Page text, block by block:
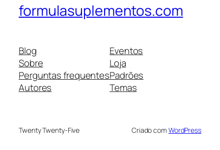
formulasuplementos.com
Blog
Sobre
Perguntas frequentes
Autores
Eventos
Loja
Padrões
Temas
Twenty Twenty-Five Criado com WordPress